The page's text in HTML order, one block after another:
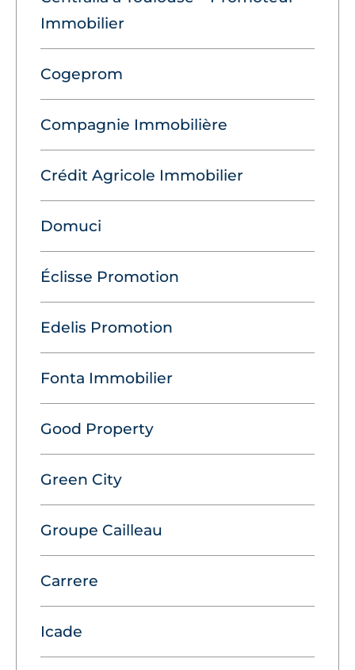
Immobilier
Cogeprom
Compagnie Immobilière
Crédit Agricole Immobilier
Domuci
Éclisse Promotion
Edelis Promotion
Fonta Immobilier
Good Property
Green City
Groupe Cailleau
Carrere
Icade